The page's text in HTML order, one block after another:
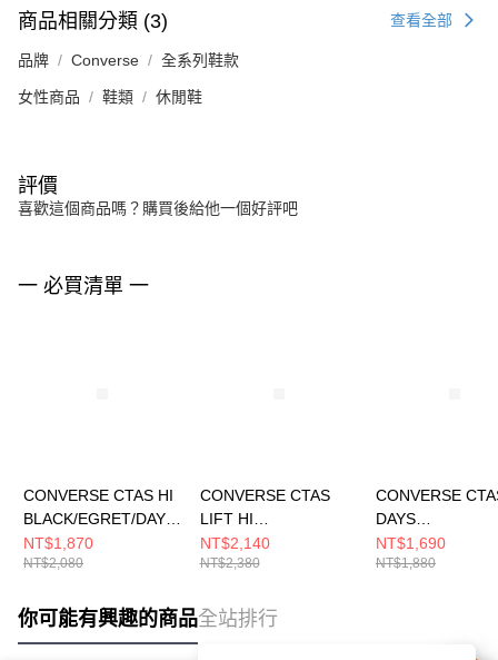
商品相關分類 (3) 查看全部
品牌 Converse 全系列鞋款
女性商品 鞋類 休閒鞋
評價
喜歡這個商品嗎？購買後給他一個好評吧
一 必買清單 一
CONVERSE CTAS HI
BLACK/EGRET/DAYS
AHEAD 女 休閒鞋
A19056C
NT$1,870
NT$2,080
CONVERSE CTAS
LIFT HI
EGRET/EGRET/BLAC
K 女 休閒鞋 A16107C
NT$2,140
NT$2,380
CONVERSE
DAYS
AHEAD/EGRET/
女 休閒鞋
NT$1,690
NT$1,880
你可能有興趣的商品全站排行